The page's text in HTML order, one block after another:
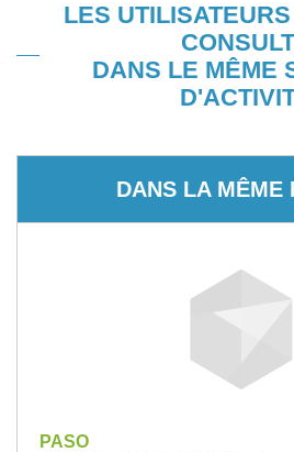
LES
DANS LE MÊME
DANS LA MÊME
PASO